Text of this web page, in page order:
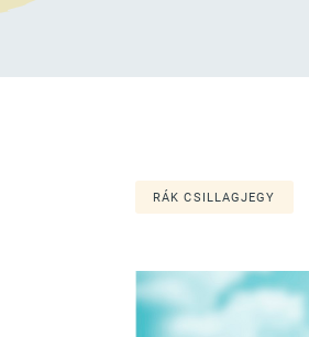
RÁK CSILLAGJEGY